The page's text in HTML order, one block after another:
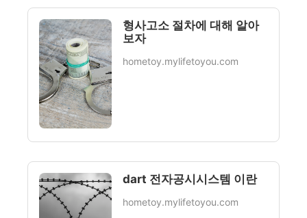
형사고소 절차에 대해 알아
보자
hometoy.mylifetoyou.com
dart 전자공시시스템 이란
hometoy.mylifetoyou.com